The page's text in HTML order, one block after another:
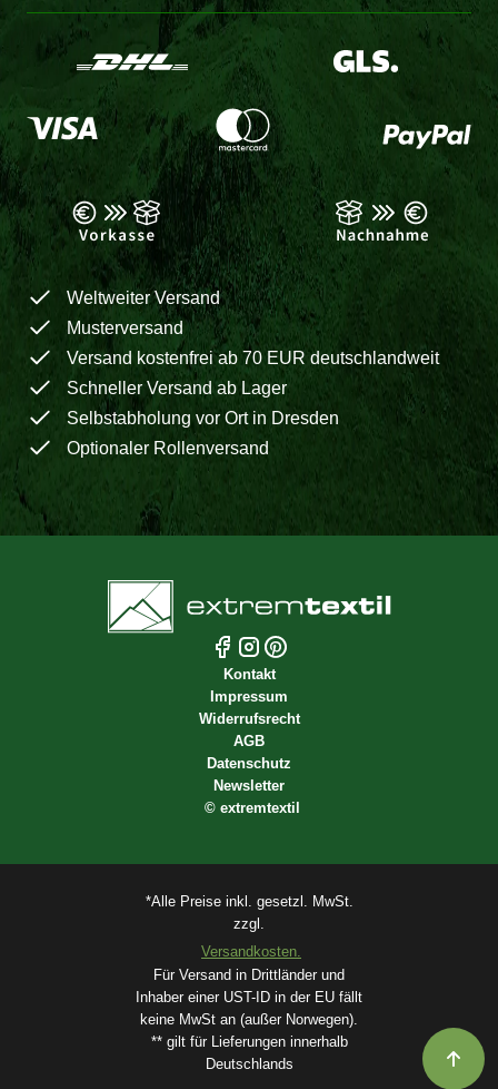
Weltweiter Versand
Musterversand
Versand kostenfrei ab 70 EUR deutschlandweit
Schneller Versand ab Lager
Selbstabholung vor Ort in Dresden
Optionaler Rollenversand
Kontakt
Impressum
Widerrufsrecht
AGB
Datenschutz
Newsletter
© extremtextil
*Alle Preise inkl. gesetzl. MwSt.
zzgl.
Versandkosten.
Für Versand in Drittländer und
Inhaber einer UST-ID in der EU fällt
keine MwSt an (außer Norwegen).
** gilt für Lieferungen innerhalb
Deutschlands